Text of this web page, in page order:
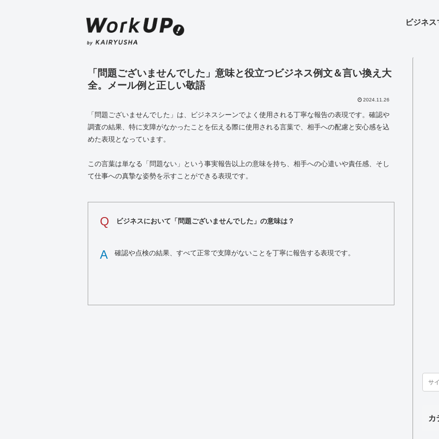
ビジネ
「問題ございませんでした」意味と役立つビジネス例文＆言い換え大
全。メール例と正しい敬語
2024.11.26
「問題ございませんでした」は、ビジネスシーンでよく使用される丁寧な報告の表現です。確認や
調査の結果、特に支障がなかったことを伝える際に使用される言葉で、相手への配慮と安心感を込
めた表現となっています。
この言葉は単なる「問題ない」という事実報告以上の意味を持ち、相手への心遣いや責任感、そし
て仕事への真摯な姿勢を示すことができる表現です。
Q ビジネスにおいて「問題ございませんでした」の意味は？
A 確認や点検の結果、すべて正常で支障がないことを丁寧に報告する表現です。
カ